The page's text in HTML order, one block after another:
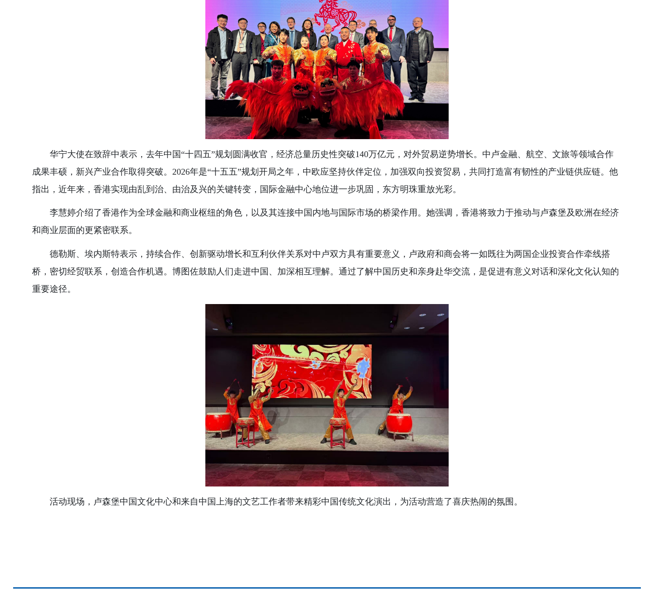
华宁大使在致辞中表示，去年中国“十四五”规划圆满收官，经济总量历史性突破140万亿元，对外贸易逆势增长。中卢金融、航空、文旅等领域合作
成果丰硕，新兴产业合作取得突破。2026年是“十五五”规划开局之年，中欧应坚持伙伴定位，加强双向投资贸易，共同打造富有韧性的产业链供应链。他
指出，近年来，香港实现由乱到治、由治及兴的关键转变，国际金融中心地位进一步巩固，东方明珠重放光彩。
李慧婷介绍了香港作为全球金融和商业枢纽的角色，以及其连接中国内地与国际市场的桥梁作用。她强调，香港将致力于推动与卢森堡及欧洲在经济
和商业层面的更紧密联系。
德勒斯、埃内斯特表示，持续合作、创新驱动增长和互利伙伴关系对中卢双方具有重要意义，卢政府和商会将一如既往为两国企业投资合作牵线搭
桥，密切经贸联系，创造合作机遇。博图佐鼓励人们走进中国、加深相互理解。通过了解中国历史和亲身赴华交流，是促进有意义对话和深化文化认知的
重要途径。
活动现场，卢森堡中国文化中心和来自中国上海的文艺工作者带来精彩中国传统文化演出，为活动营造了喜庆热闹的氛围。